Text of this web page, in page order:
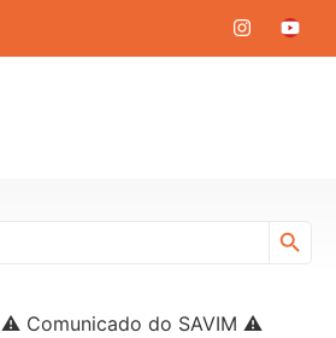
⚠️ Comunicado do SAVIM ⚠️